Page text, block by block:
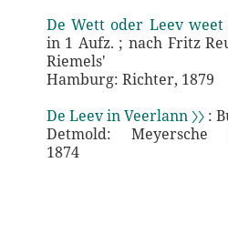
De Wett oder Leev weet
in 1 Aufz. ; nach Fritz
Riemels'
Hamburg: Richter, 1879
De Leev in Veerlann 〉〉:
Detmold: Meyersche
1874